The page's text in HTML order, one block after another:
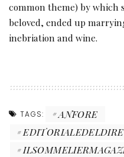
common theme) by which
beloved, ended up
inebriation and wine.
TAGS:
ANFORE